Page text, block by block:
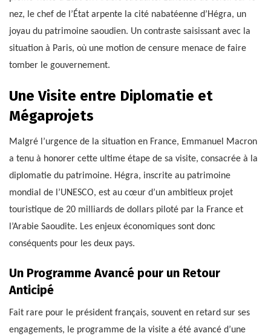
nez, le chef de l’État arpente la cité nabatéenne d’Hégra, un
joyau du patrimoine saoudien. Un contraste saisissant avec la
situation à Paris, où une motion de censure menace de faire
tomber le gouvernement.
Une Visite entre Diplomatie et
Mégaprojets
Malgré l’urgence de la situation en France, Emmanuel Macron
a tenu à honorer cette ultime étape de sa visite, consacrée à la
diplomatie du patrimoine. Hégra, inscrite au patrimoine
mondial de l’UNESCO, est au cœur d’un ambitieux projet
touristique de 20 milliards de dollars piloté par la France et
l’Arabie Saoudite. Les enjeux économiques sont donc
conséquents pour les deux pays.
Un Programme Avancé pour un Retour
Anticipé
Fait rare pour le président français, souvent en retard sur ses
engagements, le programme de la visite a été avancé d’une